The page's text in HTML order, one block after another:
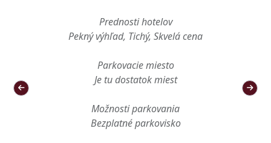
Prednosti hotelov
Pekný výhľad, Tichý, Skvelá cena
Parkovacie miesto
Je tu dostatok miest
Možnosti parkovania
Bezplatné parkovisko